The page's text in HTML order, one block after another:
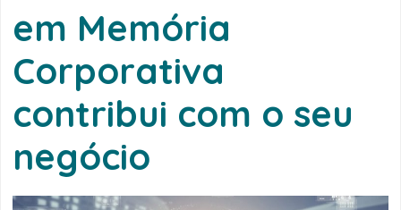
em Memória
Corporativa
contribui com o seu
negócio